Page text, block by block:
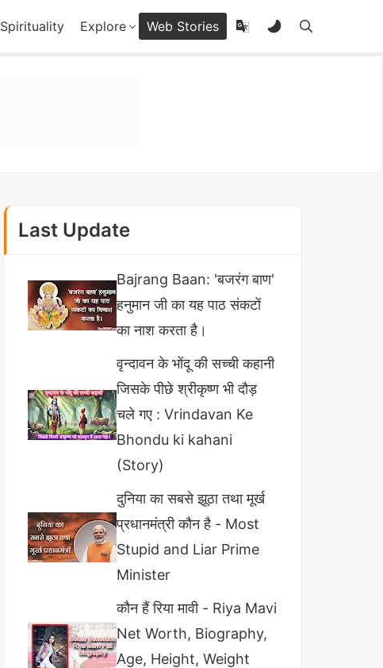
Spirituality Explore Web Stories
Last Update
Bajrang Baan: 'बजरंग बाण'
हनुमान जी का यह पाठ संकटों
का नाश करता है।
वृन्दावन के भोंदू की सच्ची कहानी
जिसके पीछे श्रीकृष्ण भी दौड़
चले गए : Vrindavan Ke
Bhondu ki kahani
(Story)
दुनिया का सबसे झूठा तथा मूर्ख
प्रधानमंत्री कौन है - Most
Stupid and Liar Prime
Minister
कौन हैं रिया मावी - Riya Mavi
Net Worth, Biography,
Age, Height, Weight